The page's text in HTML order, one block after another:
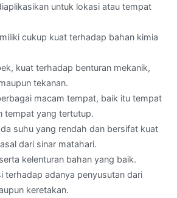
untuk lokasi atau tempat
cukup kuat terhadap bahan kimia
kuat terhadap benturan mekanik,
tekanan.
macam tempat, baik itu tempat
tempat yang tertutup.
suhu yang rendah dan bersifat kuat
dari sinar matahari.
kelenturan bahan yang baik.
terhadap adanya penyusutan dari
keretakan.